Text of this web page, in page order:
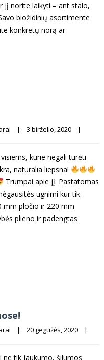
jį norite laikyti – ant stalo,
biožidinių asortimente
konkretų norą ar
| 3 birželio, 2020 |
kurie negali turėti
natūralia liepsna!
Trumpai apie jį: Pastatomas
ugnimi kur tik
mm pločio ir 220 mm
plieno ir padengtas
| 20 gegužės, 2020 |
ne tik jaukumo, šilumos